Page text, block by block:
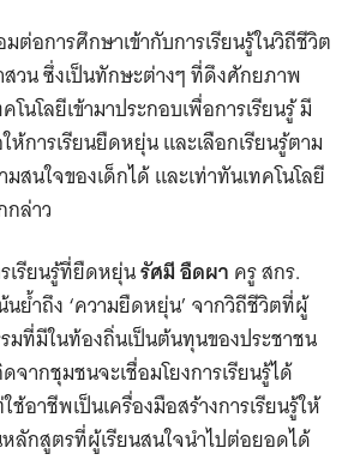
มต่อการศึกษาเข้ากับการเรียนรู้ในวิถีชีวิต
สวน ซึ่งเป็นทักษะต่างๆ ที่ดึงศักยภาพ
นโลยีเข้ามาประกอบเพื่อการเรียนรู้ มี
การเรียนยืดหยุ่น และเลือกเรียนรู้ตาม
สนใจของเด็กได้ และเท่าทันเทคโนโลยี
ล่าว
เรียนรู้ที่ยืดหยุ่นรัศมี อืดผา ครู สกร.
นย้ำถึง ‘ความยืดหยุ่น’ จากวิถีชีวิตที่ผู้
มที่มีในท้องถิ่นเป็นต้นทุนของประชาชน
ากชุมชนจะเชื่อมโยงการเรียนรู้ได้
อาชีพเป็นเครื่องมือสร้างการเรียนรู้ให้
ลักสูตรที่ผู้เรียนสนใจนำไปต่อยอดได้